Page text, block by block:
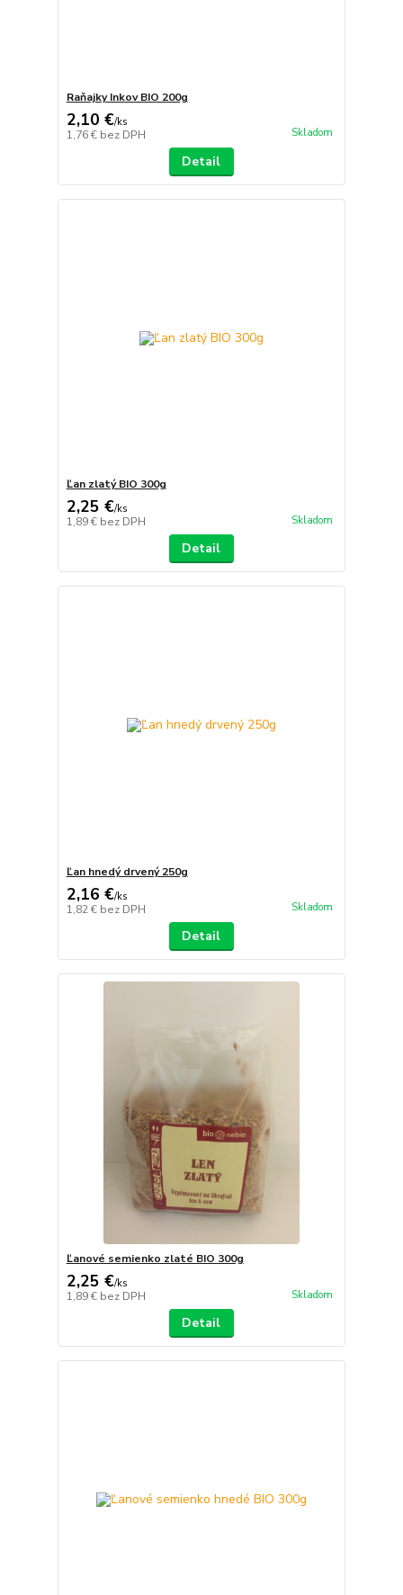
Raňajky Inkov BIO 200g
2,10 €/ks
1,76 € bez DPH Skladom
Detail
Ľan zlatý BIO 300g
2,25 €/ks
1,89 € bez DPH Skladom
Detail
Ľan hnedý drvený 250g
2,16 €/ks
1,82 € bez DPH Skladom
Detail
Ľanové semienko zlaté BIO 300g
2,25 €/ks
1,89 € bez DPH Skladom
Detail